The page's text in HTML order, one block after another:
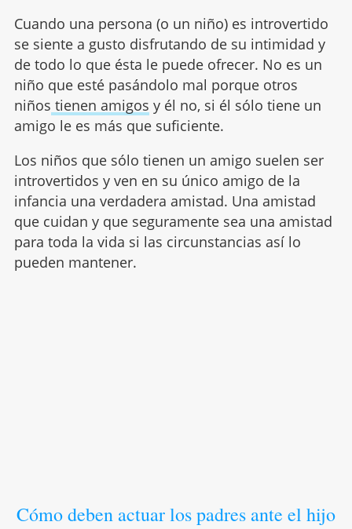
Cuando una persona (o un niño) es introvertido
se siente a gusto disfrutando de su intimidad y
de todo lo que ésta le puede ofrecer. No es un
niño que esté pasándolo mal porque otros
niños tienen amigos y él no, si él sólo tiene un
amigo le es más que suficiente.
Los niños que sólo tienen un amigo suelen ser
introvertidos y ven en su único amigo de la
infancia una verdadera amistad. Una amistad
que cuidan y que seguramente sea una amistad
para toda la vida si las circunstancias así lo
pueden mantener.
Cómo deben actuar los padres ante el hijo